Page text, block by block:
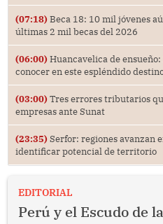
(07:18) Beca 18: 10 mil jóvenes
últimas 2 mil becas del 2026
(06:00) Huancavelica de
conocer en este espléndido
(03:00) Tres errores tributarios
empresas ante Sunat
(23:35) Serfor: regiones avanzan
identificar potencial de territorio
EDITORIAL
Perú y el Escudo de